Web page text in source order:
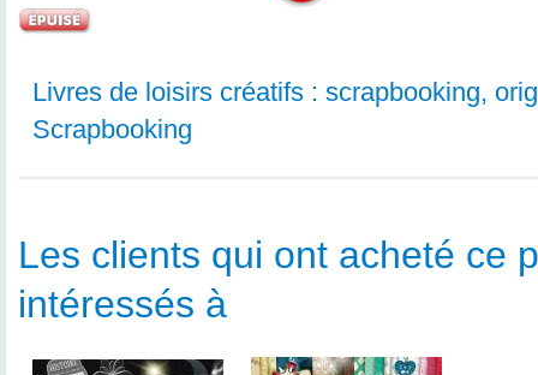
Livres de loisirs créatifs : scrapbooking,
Scrapbooking
Les clients qui ont acheté ce
intéressés à